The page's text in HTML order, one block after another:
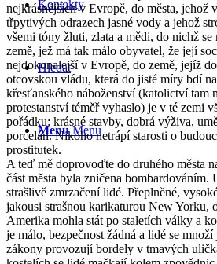
Kontakty
Hledat
Menu Menu
nejkrásnějších v Evropě, do města, jehož
třpytivých odrazech jasné vody a jehož
všemi tóny žluti, zlata a mědi, do nichž se
země, jež má tak málo obyvatel, že její
nejdokonalejší v Evropě, do země, jejíž
otcovskou vládu, která do jisté míry bdí
křesťanského náboženství (katolictví tam
protestanství téměř vyhaslo) je v té zemi
pořádku: krásné stavby, dobrá výživa,
porcelán. Nikoho netrápí starosti o
prostitutek.
A teď mě doprovoďte do druhého města
část města byla zničena bombardováním.
strašlivě zmrzačení lidé. Přeplněné,
jakousi strašnou karikaturou New Yorku,
Amerika mohla stát po staletích války a
je málo, bezpečnost žádná a lidé se
zákony provozují bordely v tmavých